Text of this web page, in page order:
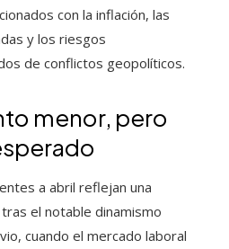
con la inflación, las
y los riesgos
de conflictos geopolíticos.
menor, pero
a abril reflejan una
el notable dinamismo
cuando el mercado laboral